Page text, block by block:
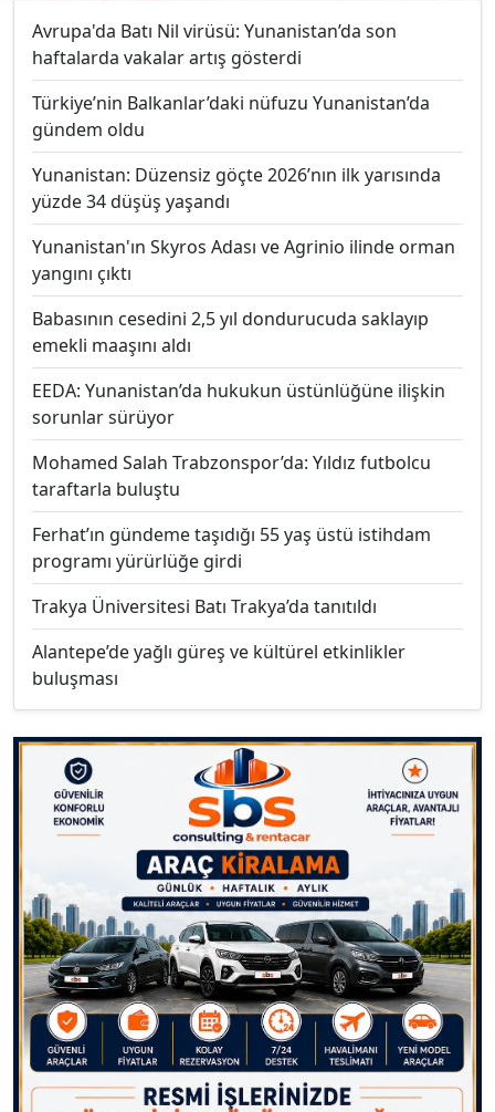
Avrupa'da Batı Nil virüsü: Yunanistan’da son
haftalarda vakalar artış gösterdi
Türkiye’nin Balkanlar’daki nüfuzu Yunanistan’da
gündem oldu
Yunanistan: Düzensiz göçte 2026’nın ilk yarısında
yüzde 34 düşüş yaşandı
Yunanistan'ın Skyros Adası ve Agrinio ilinde orman
yangını çıktı
Babasının cesedini 2,5 yıl dondurucuda saklayıp
emekli maaşını aldı
EEDA: Yunanistan’da hukukun üstünlüğüne ilişkin
sorunlar sürüyor
Mohamed Salah Trabzonspor’da: Yıldız futbolcu
taraftarla buluştu
Ferhat’ın gündeme taşıdığı 55 yaş üstü istihdam
programı yürürlüğe girdi
Trakya Üniversitesi Batı Trakya’da tanıtıldı
Alantepe’de yağlı güreş ve kültürel etkinlikler
buluşması